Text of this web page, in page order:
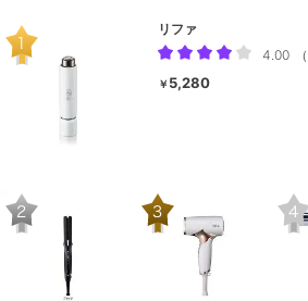
リファ
4.00
（
￥ 5,280